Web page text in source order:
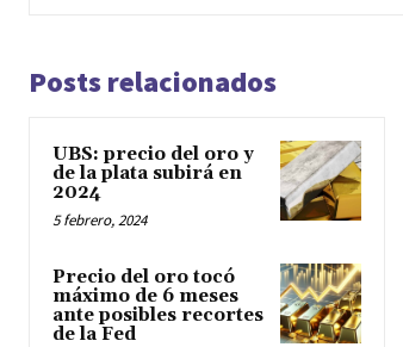
Posts relacionados
UBS: precio del oro y
de la plata subirá en
2024
5 febrero, 2024
Precio del oro tocó
máximo de 6 meses
ante posibles recortes
de la Fed